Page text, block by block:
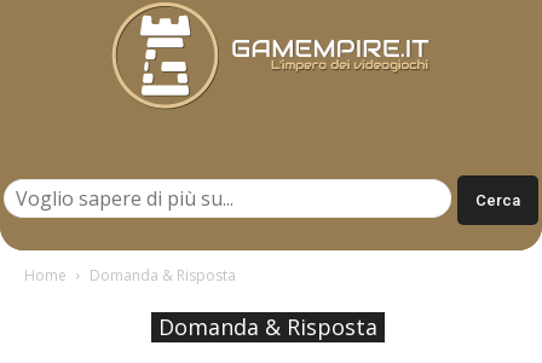
Home Domanda & Risposta
Domanda & Risposta